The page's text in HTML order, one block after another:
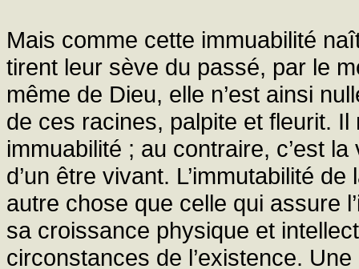
Mais comme cette immuabilité
tirent leur sève du passé, par le
même de Dieu, elle n’est ainsi
de ces racines, palpite et fleurit.
immuabilité ; au contraire, c’est
d’un être vivant. L’immutabilité
autre chose que celle qui assure
sa croissance physique et
circonstances de l’existence.